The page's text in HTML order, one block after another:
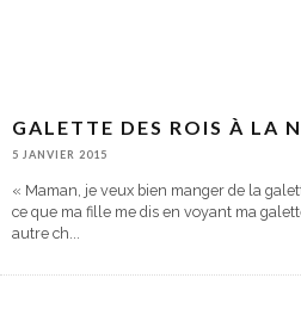
GALETTE DES ROIS À LA
5 JANVIER 2015
« Maman, je veux bien manger de la
ce que ma fille me dis en voyant ma
autre ch